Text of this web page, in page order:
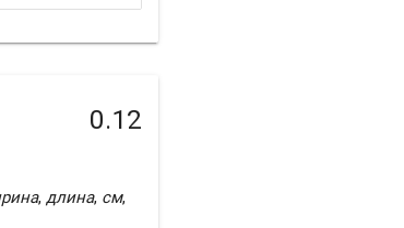
0.12
, длина, см,